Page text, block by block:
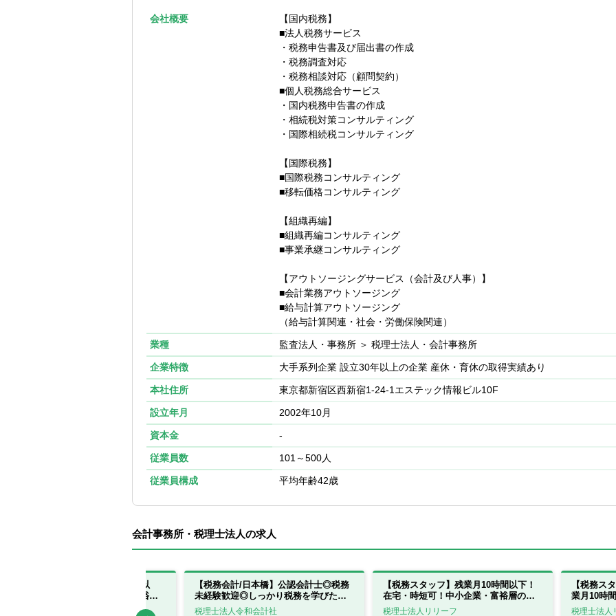
「税務領域を専門にしているコンサルタント」として、税務専門家であるだけではな
ジェクトマネージャーを目指す方を歓迎します。また、その目標に到達できるよう、
■チャレンジ精神旺盛な方
■スピード感がある方
■ロジカルな思考力をお持ちの方
▽求める経験や行動特性のイメージ
■税理士法人・会計事務所での就業経験のある方を歓迎します。
■クライアントや所属内のメンバーと円滑なコミュニケーションができる方を歓迎しま
め、柔軟にフレキシブルな対応ができ、フットワークが軽い方を歓迎します。
会社概要
【国内税務】
■法人税務サービス
・税務申告書及び届出書の作成
・税務調査対応
・税務相談対応（顧問契約）
■個人税務総合サービス
・国内税務申告書の作成
・相続税対策コンサルティング
・国際相続税コンサルティング
【国際税務】
■国際税務コンサルティング
■移転価格コンサルティング
【組織再編】
■組織再編コンサルティング
■事業承継コンサルティング
【アウトソージングサービス（会計及び人事）】
■会計業務アウトソージング
■給与計算アウトソージング
（給与計算関連・社会・労働保険関連）
業種 監査法人・事務所 ＞ 税理士法人・会計事務所
企業特徴 大手系列企業 設立30年以上の企業 産休・育休の取得実績あり
本社住所 東京都新宿区西新宿1-24-1エステック情報ビル10F
設立年月 2002年10月
資本金 -
従業員数 101～500人
従業員構成 平均年齢42歳
会計事務所・税理士法人の求人
【税理士有資格者】残業月10時間以
下！在宅・時短可！中小企業と富裕層
【税務会計/日本橋】公認会計士◎税務
未経験歓迎◎しっかり税務を学びたい
方
税理士法人令和会計社
【税務スタッフ】残業月10時間以下！
在宅・時短可！中小企業・富裕層のコ
ンサルティングに強み！
税理士法人リリーフ
【税務ス
業月10時
サルティン
税理士法人